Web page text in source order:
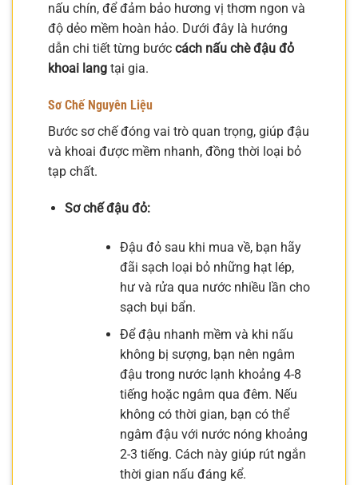
nấu chín, để đảm bảo hương vị thơm ngon và
độ dẻo mềm hoàn hảo. Dưới đây là hướng
dẫn chi tiết từng bước cách nấu chè đậu đỏ
khoai lang tại gia.
Sơ Chế Nguyên Liệu
Bước sơ chế đóng vai trò quan trọng, giúp đậu
và khoai được mềm nhanh, đồng thời loại bỏ
tạp chất.
Sơ chế đậu đỏ:
Đậu đỏ sau khi mua về, bạn hãy
đãi sạch loại bỏ những hạt lép,
hư và rửa qua nước nhiều lần cho
sạch bụi bẩn.
Để đậu nhanh mềm và khi nấu
không bị sượng, bạn nên ngâm
đậu trong nước lạnh khoảng 4-8
tiếng hoặc ngâm qua đêm. Nếu
không có thời gian, bạn có thể
ngâm đậu với nước nóng khoảng
2-3 tiếng. Cách này giúp rút ngắn
thời gian nấu đáng kể.